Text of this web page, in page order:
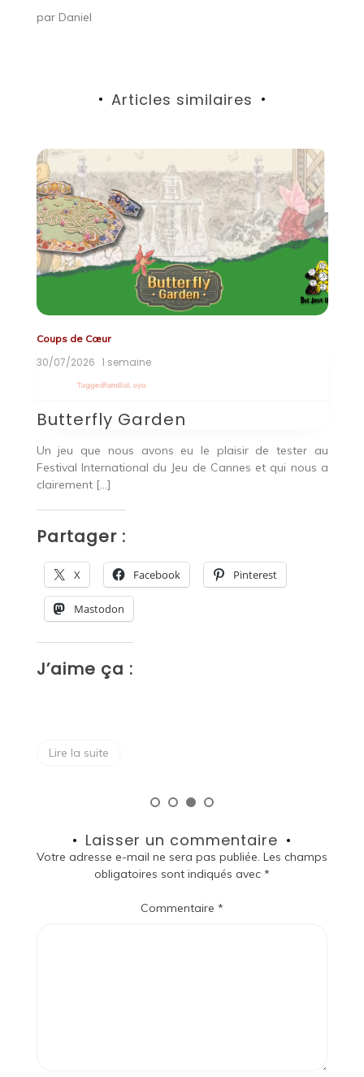
par Daniel
Articles similaires
Coups de Cœur
30/07/2026 1 semaine
familial,oya
Butterfly Garden
Un jeu que nous avons eu le plaisir de tester au
Festival International du Jeu de Cannes et qui nous a
clairement […]
Partager :
X Facebook Pinterest
Mastodon
J’aime ça :
Lire la suite
Laisser un commentaire
Votre adresse e-mail ne sera pas publiée. Les champs
obligatoires sont indiqués avec *
Commentaire *